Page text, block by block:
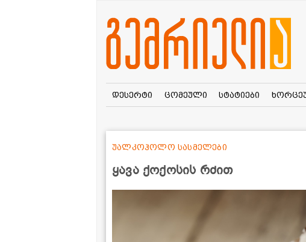
დესერტი ცომეული სტატიები
ყავა ქოქოსის რძით
უალკოჰოლო სასმელები